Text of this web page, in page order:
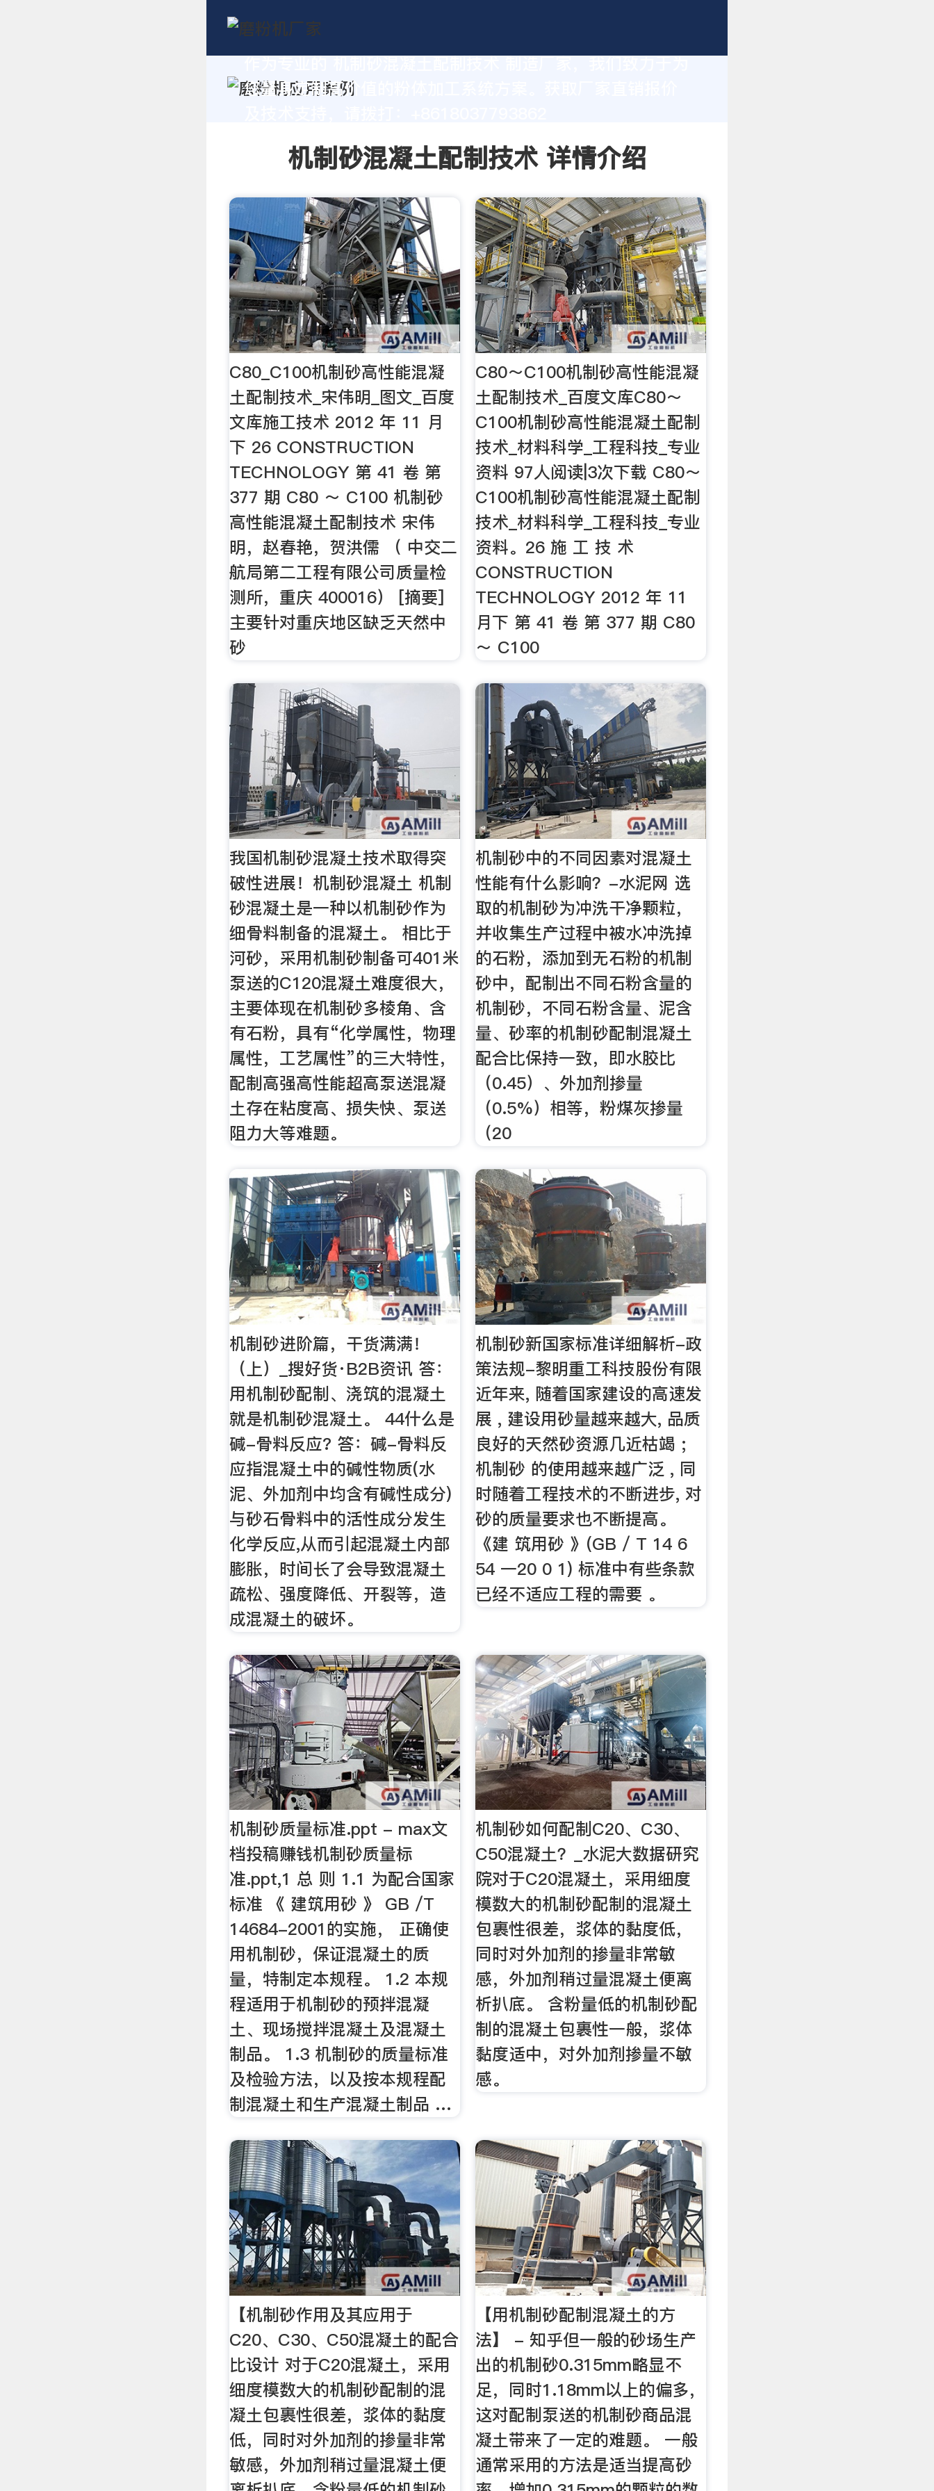
您量身定制高价值的粉体加工系统方案。获取厂家直销报价
机制砂混凝土配制技术 详情介绍
C80_C100机制砂高性能混凝
土配制技术_宋伟明_图文_百度
文库施工技术 2012 年 11 月
下 26 CONSTRUCTION
TECHNOLOGY 第 41 卷 第
377 期 C80 ～ C100 机制砂
高性能混凝土配制技术 宋伟
明，赵春艳，贺洪儒 （ 中交二
航局第二工程有限公司质量检
测所，重庆 400016） [摘要]
主要针对重庆地区缺乏天然中
砂
C80～C100机制砂高性能混凝
土配制技术_百度文库C80～
C100机制砂高性能混凝土配制
技术_材料科学_工程科技_专业
资料 97人阅读|3次下载 C80～
C100机制砂高性能混凝土配制
技术_材料科学_工程科技_专业
资料。26 施 工 技 术
CONSTRUCTION
TECHNOLOGY 2012 年 11
月下 第 41 卷 第 377 期 C80
～ C100
我国机制砂混凝土技术取得突
破性进展！机制砂混凝土 机制
砂混凝土是一种以机制砂作为
细骨料制备的混凝土。 相比于
河砂，采用机制砂制备可401米
泵送的C120混凝土难度很大，
主要体现在机制砂多棱角、含
有石粉，具有“化学属性，物理
属性，工艺属性”的三大特性，
配制高强高性能超高泵送混凝
土存在粘度高、损失快、泵送
阻力大等难题。
机制砂中的不同因素对混凝土
性能有什么影响？-水泥网 选
取的机制砂为冲洗干净颗粒，
并收集生产过程中被水冲洗掉
的石粉，添加到无石粉的机制
砂中，配制出不同石粉含量的
机制砂，不同石粉含量、泥含
量、砂率的机制砂配制混凝土
配合比保持一致，即水胶比
（0.45）、外加剂掺量
（0.5%）相等，粉煤灰掺量
（20
机制砂进阶篇，干货满满！
（上）_搜好货·B2B资讯 答：
用机制砂配制、浇筑的混凝土
就是机制砂混凝土。 44什么是
碱-骨料反应? 答：碱-骨料反
应指混凝土中的碱性物质(水
泥、外加剂中均含有碱性成分)
与砂石骨料中的活性成分发生
化学反应,从而引起混凝土内部
膨胀，时间长了会导致混凝土
疏松、强度降低、开裂等，造
成混凝土的破坏。
机制砂新国家标准详细解析-政
策法规-黎明重工科技股份有限
近年来, 随着国家建设的高速发
展 , 建设用砂量越来越大, 品质
良好的天然砂资源几近枯竭 ;
机制砂 的使用越来越广泛 , 同
时随着工程技术的不断进步, 对
砂的质量要求也不断提高。
《建 筑用砂 》(GB / T 14 6
54 一20 0 1) 标准中有些条款
已经不适应工程的需要 。
机制砂质量标准.ppt - max文
档投稿赚钱机制砂质量标
准.ppt,1 总 则 1.1 为配合国家
标准 《 建筑用砂 》 GB /T
14684-2001的实施， 正确使
用机制砂，保证混凝土的质
量，特制定本规程。 1.2 本规
程适用于机制砂的预拌混凝
土、现场搅拌混凝土及混凝土
制品。 1.3 机制砂的质量标准
及检验方法，以及按本规程配
制混凝土和生产混凝土制品 …
机制砂如何配制C20、C30、
C50混凝土？_水泥大数据研究
院对于C20混凝土，采用细度
模数大的机制砂配制的混凝土
包裹性很差，浆体的黏度低，
同时对外加剂的掺量非常敏
感，外加剂稍过量混凝土便离
析扒底。 含粉量低的机制砂配
制的混凝土包裹性一般，浆体
黏度适中，对外加剂掺量不敏
感。
【机制砂作用及其应用于
C20、C30、C50混凝土的配合
比设计 对于C20混凝土，采用
细度模数大的机制砂配制的混
凝土包裹性很差，浆体的黏度
低，同时对外加剂的掺量非常
敏感，外加剂稍过量混凝土便
【用机制砂配制混凝土的方
法】 - 知乎但一般的砂场生产
出的机制砂0.315mm略显不
足，同时1.18mm以上的偏多，
这对配制泵送的机制砂商品混
凝土带来了一定的难题。 一般
通常采用的方法是适当提高砂